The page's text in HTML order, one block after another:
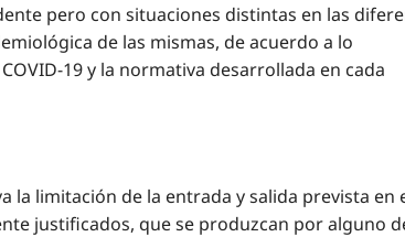
pero con situaciones distintas en las
de las mismas, de acuerdo a lo
19 y la normativa desarrollada en cada
la limitación de la entrada y salida prevista en
justificados, que se produzcan por alguno